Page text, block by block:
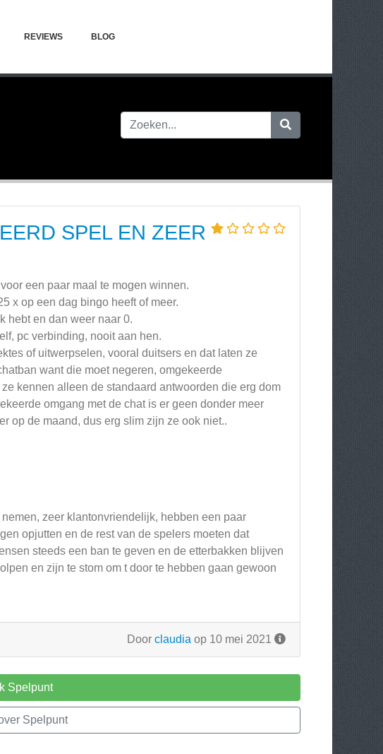
REVIEWS BLOG
SPEL EN ZEER
een paar maal te mogen winnen.
x op een dag bingo heeft of meer.
hebt en dan weer naar 0.
pc verbinding, nooit aan hen.
of uitwerpselen, vooral duitsers en dat laten ze
want die moet negeren, omgekeerde
kennen alleen de standaard antwoorden die erg dom
omgang met de chat is er geen donder meer
op de maand, dus erg slim zijn ze ook niet..
zeer klantonvriendelijk, hebben een paar
opjutten en de rest van de spelers moeten dat
steeds een ban te geven en de etterbakken blijven
en zijn te stom om t door te hebben gaan gewoon
Door claudia op 10 mei 2021
Spelpunt
Spelpunt